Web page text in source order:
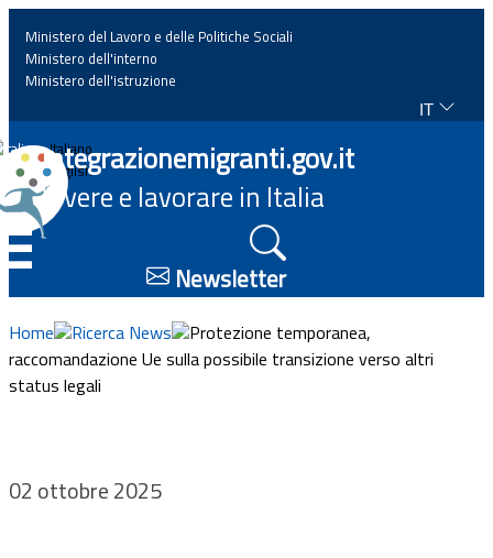
Home
News
Approfondimenti
Eventi
Normativa
Ministero del Lavoro e delle Politiche Sociali
Ministero dell'interno
Ministero dell'istruzione
IT
Italiano
English
Integrazionemigranti.gov.it
Vivere e lavorare in Italia
Newsletter
Home Ricerca News
Protezione temporanea,
raccomandazione Ue sulla possibile transizione verso altri
status legali
02 ottobre 2025